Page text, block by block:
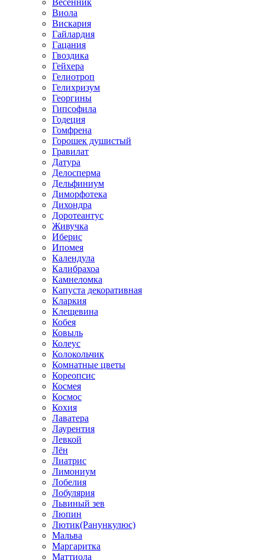
Весенник
Виола
Вискария
Гайлардия
Гацания
Гвоздика
Гейхера
Гелиотроп
Гелихризум
Георгины
Гипсофила
Годеция
Гомфрена
Горошек душистый
Гравилат
Датура
Делосперма
Дельфиниум
Диморфотека
Дихондра
Доротеантус
Живучка
Иберис
Ипомея
Календула
Калибрахоа
Камнеломка
Капуста декоративная
Кларкия
Клещевина
Кобея
Ковыль
Колеус
Колокольчик
Комнатные цветы
Кореопсис
Космея
Космос
Кохия
Лаватера
Лаурентия
Левкой
Лён
Лиатрис
Лимониум
Лобелия
Лобулярия
Львиный зев
Люпин
Лютик(Ранункулюс)
Мальва
Маргаритка
Маттиола